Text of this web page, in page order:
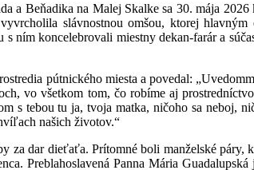
Beňadika na Malej Skalke sa 30. mája
slávnostnou omšou, ktorej hlavným
koncelebrovali miestny dekan-farár a
pútnického miesta a povedal:
vo všetkom tom, čo robíme aj
s tebou tu ja, tvoja matka, ničoho sa neboj,
našich životov.“
za dar dieťaťa. Prítomné boli manželské páry,
Preblahoslavená Panna Mária